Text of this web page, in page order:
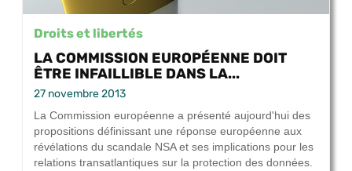
Droits et libertés
LA COMMISSION EUROPÉENNE DOIT
ÊTRE INFAILLIBLE DANS LA...
27 novembre 2013
La Commission européenne a présenté aujourd'hui des
propositions définissant une réponse européenne aux
révélations du scandale NSA et ses implications pour les
relations transatlantiques sur la protection des données.